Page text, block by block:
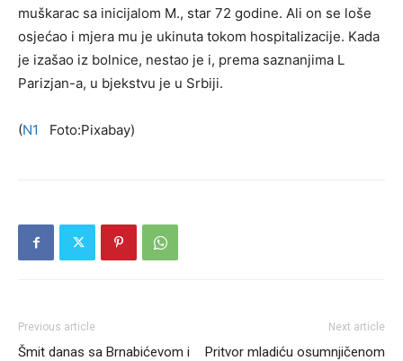
muškarac sa inicijalom M., star 72 godine. Ali on se loše
osjećao i mjera mu je ukinuta tokom hospitalizacije. Kada
je izašao iz bolnice, nestao je i, prema saznanjima L
Parizjan-a, u bjekstvu je u Srbiji.
(N1 Foto:Pixabay)
Previous article
Šmit danas sa Brnabićevom i
Next article
Pritvor mladiću osumnjičenom